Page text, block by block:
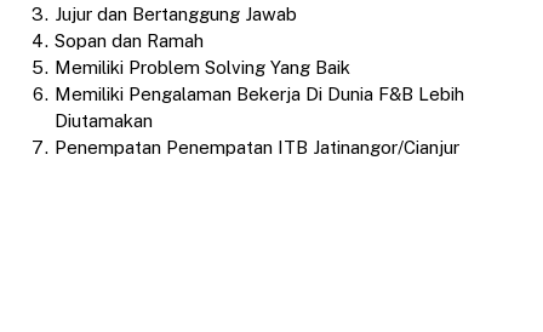
Jujur dan Bertanggung Jawab
Sopan dan Ramah
Memiliki Problem Solving Yang Baik
Memiliki Pengalaman Bekerja Di Dunia F&B Lebih
Diutamakan
Penempatan Penempatan ITB Jatinangor/Cianjur